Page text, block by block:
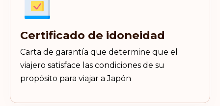
Certificado de idoneidad
Carta de garantía que determine que el
viajero satisface las condiciones de su
propósito para viajar a Japón